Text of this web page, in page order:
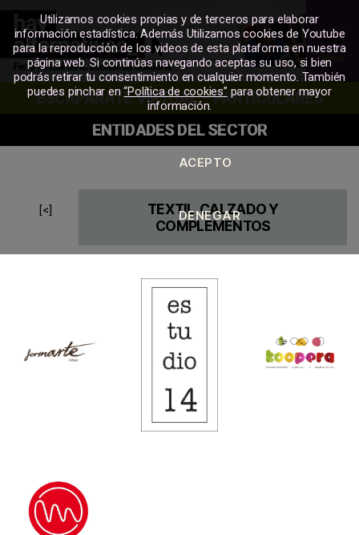
MERKATU
SOZIALA
Menú
ESCAPARATE VIRTUAL – PARTICULARES
ENTIDADES DEL SECTOR
[<]
TEXTIL, CALZADO Y
COMPLEMENTOS
Utilizamos cookies propias y de terceros para elaborar
información estadística. Además Utilizamos cookies de Youtube
para la reproducción de los videos de esta plataforma en nuestra
página web. Si continúas navegando aceptas su uso, si bien
podrás retirar tu consentimiento en cualquier momento. También
puedes pinchar en“Política de cookies” para obtener mayor
información.